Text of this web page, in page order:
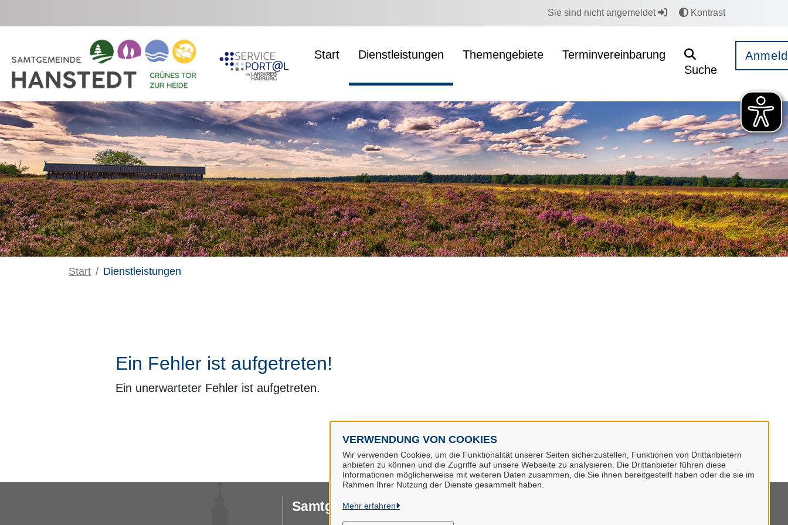
VERWENDUNG VON COOKIES
Wir verwenden Cookies, um die Funktionalität unserer Seiten sicherzustellen, Funktionen von Drittanbietern
anbieten zu können und die Zugriffe auf unsere Webseite zu analysieren. Die Drittanbieter führen diese
Informationen möglicherweise mit weiteren Daten zusammen, die Sie ihnen bereitgestellt haben oder die sie im
Rahmen Ihrer Nutzung der Dienste gesammelt haben.
Mehr erfahren
Sie sind nicht angemeldet Kontrast
Start Dienstleistungen Themengebiete
Terminvereinbarung
Suche
Start Dienstleistungen
Ein Fehler ist aufgetreten!
Ein unerwarteter Fehler ist aufgetreten.
Samtgemeinde Hanstedt